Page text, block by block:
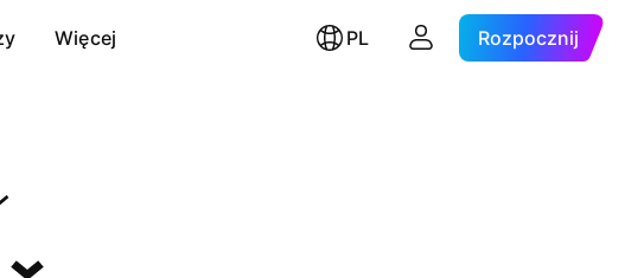
Więcej PL Rozpocznij